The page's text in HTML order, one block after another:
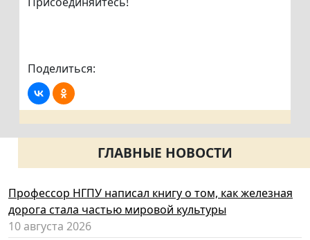
Поделиться:
ГЛАВНЫЕ НОВОСТИ
Профессор НГПУ написал книгу о том, как железная
дорога стала частью мировой культуры
10 августа 2026